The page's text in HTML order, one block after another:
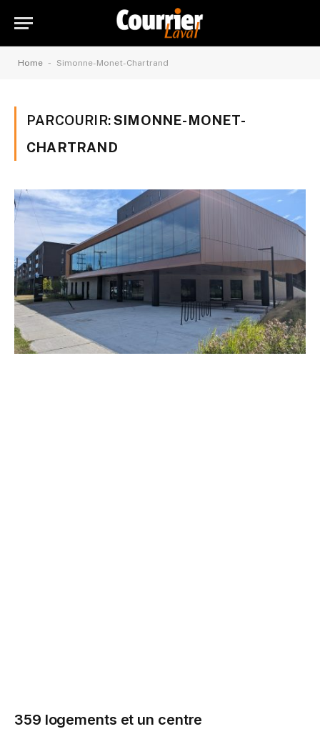
Home - Simonne-Monet-Chartrand
PARCOURIR:SIMONNE-MONET-
CHARTRAND
359 logements et un centre